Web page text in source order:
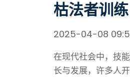
枯法者训
2025-04-08
在现代社会中，技
长与发展，许多人